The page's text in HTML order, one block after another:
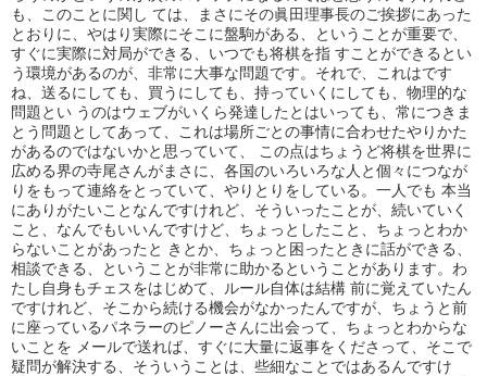
も、このことに関し ては、まさにその眞田理事長のご挨拶にあった
とおりに、やはり実際にそこに盤駒がある、ということが重要で、
すぐに実際に対局ができる、いつでも将棋を指 すことができるとい
う環境があるのが、非常に大事な問題です。それで、これはです
ね、送るにしても、買うにしても、持っていくにしても、物理的な
問題とい うのはウェブがいくら発達したとはいっても、常につきま
とう問題としてあって、これは場所ごとの事情に合わせたやりかた
があるのではないかと思っていて、 この点はちょうど将棋を世界に
広める界の寺尾さんがまさに、各国のいろいろな人と個々につなが
りをもって連絡をとっていて、やりとりをしている。一人でも 本当
にありがたいことなんですけれど、そういったことが、続いていく
こと、なんでもいいんですけど、ちょっとしたこと、ちょっとわか
らないことがあったと きとか、ちょっと困ったときに話ができる、
相談できる、ということが非常に助かるということがあります。わ
たし自身もチェスをはじめて、ルール自体は結構 前に覚えていたん
ですけれど、そこから続ける機会がなかったんですが、ちょうと前
に座っているパネラーのピノーさんに出会って、ちょっとわからな
いことを メールで送れば、すぐに大量に返事をくださって、そこで
疑問が解決する、そういうことは、些細なことではあるんですけ